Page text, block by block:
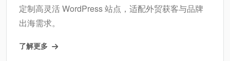
定制高灵活 WordPress 站点，适配外贸获客与品牌
出海需求。
了解更多